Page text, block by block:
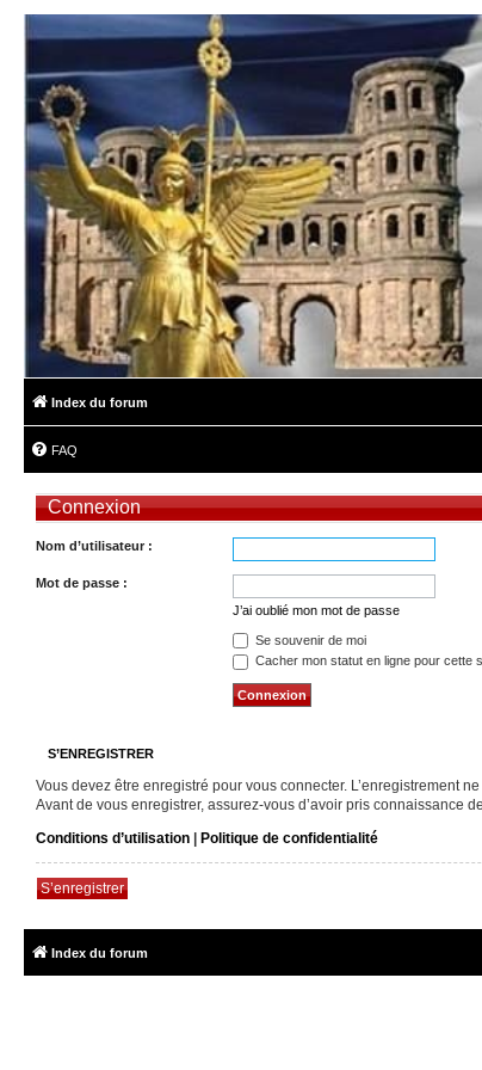
Index du forum
FAQ
Connexion
Nom d’utilisateur :
Mot de passe :
J’ai oublié mon mot de passe
Se souvenir de moi
Cacher mon statut en ligne pour cette
S’ENREGISTRER
Vous devez être enregistré pour vous connecter. L’enregistrement
Avant de vous enregistrer, assurez-vous d’avoir pris connaissance
Conditions d’utilisation | Politique de confidentialité
S’enregistrer
Index du forum